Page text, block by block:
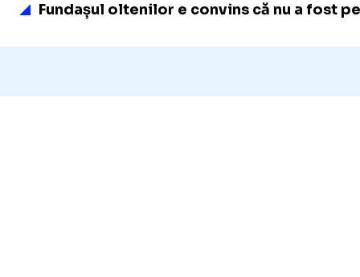
Fundașul oltenilor e convins că nu a fost